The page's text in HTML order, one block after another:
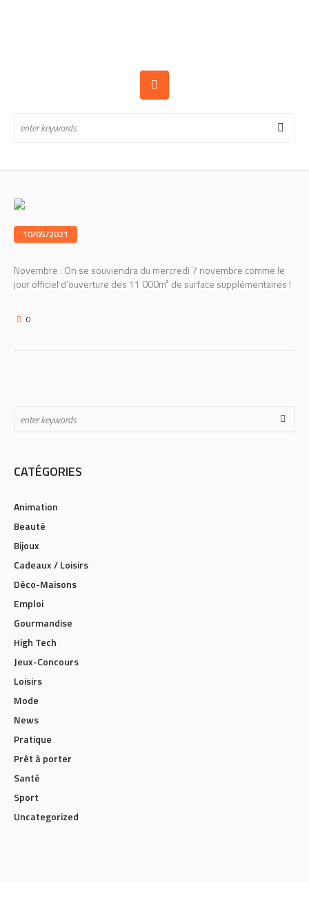
10/05/2021
Novembre : On se souviendra du mercredi 7 novembre comme le
jour officiel d’ouverture des 11 000m² de surface supplémentaires !
0
CATÉGORIES
Animation
Beauté
Bijoux
Cadeaux / Loisirs
Déco-Maisons
Emploi
Gourmandise
High Tech
Jeux-Concours
Loisirs
Mode
News
Pratique
Prêt à porter
Santé
Sport
Uncategorized